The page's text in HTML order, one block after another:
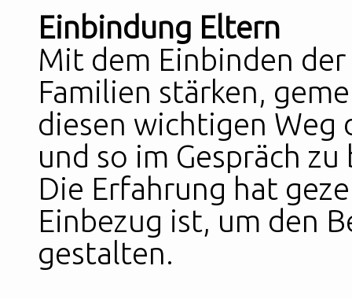
Einbindung Eltern
Mit dem Einbinden
Familien stärken,
diesen wichtigen Weg
und so im Gespräch
Die Erfahrung hat
Einbezug ist, um den
gestalten.